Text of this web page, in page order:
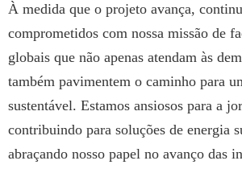
À medida que o projeto avança,
comprometidos com nossa missão de
globais que não apenas atendam às
também pavimentem o caminho para
sustentável. Estamos ansiosos para a
contribuindo para soluções de energia
abraçando nosso papel no avanço das